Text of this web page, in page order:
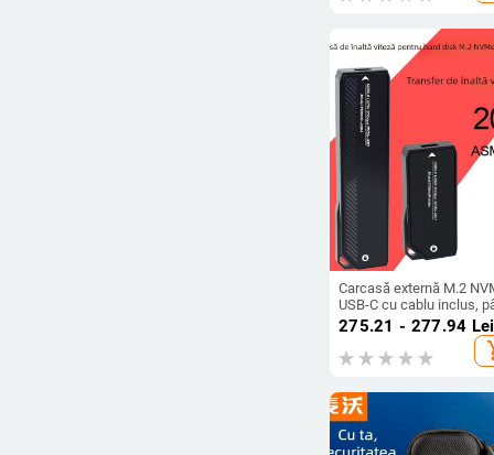
Carcasă externă M.2
USB-C cu cablu inclus,
la 4TB, 20Gbps, model
275.21 - 277.94 Lei